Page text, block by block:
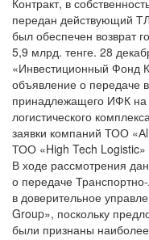
Контракт, в
передан действующий
был обеспечен возврат
5,9 млрд. тенге. 28
«Инвестиционный Фонд
объявление о передаче
принадлежащего ИФК на
логистического
заявки компаний ТОО
ТОО «High Tech
В ходе рассмотрения
о передаче
в доверительное
Group», поскольку
были признаны